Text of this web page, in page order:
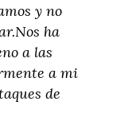
y no
ha
a las
a mi
de